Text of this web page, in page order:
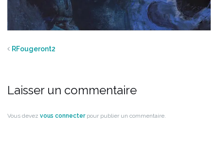
RFougeront2
Laisser un commentaire
Vous devez vous connecterpour publier un commentaire.